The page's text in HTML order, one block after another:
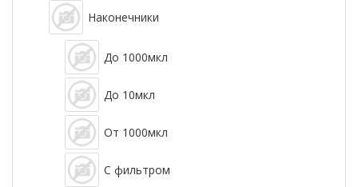
Наконечники
До 1000мкл
До 10мкл
От 1000мкл
С фильтром